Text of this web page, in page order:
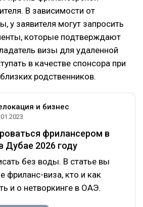
В зависимости от
у заявителя могут запросить
которые подтверждают
визы для удаленной
в качестве спонсора при
родственников.
и бизнес
фрилансером в
Дубае 2026 году
без воды. В статье вы
фриланс-виза, кто и как
и о нетворкинге в ОАЭ.